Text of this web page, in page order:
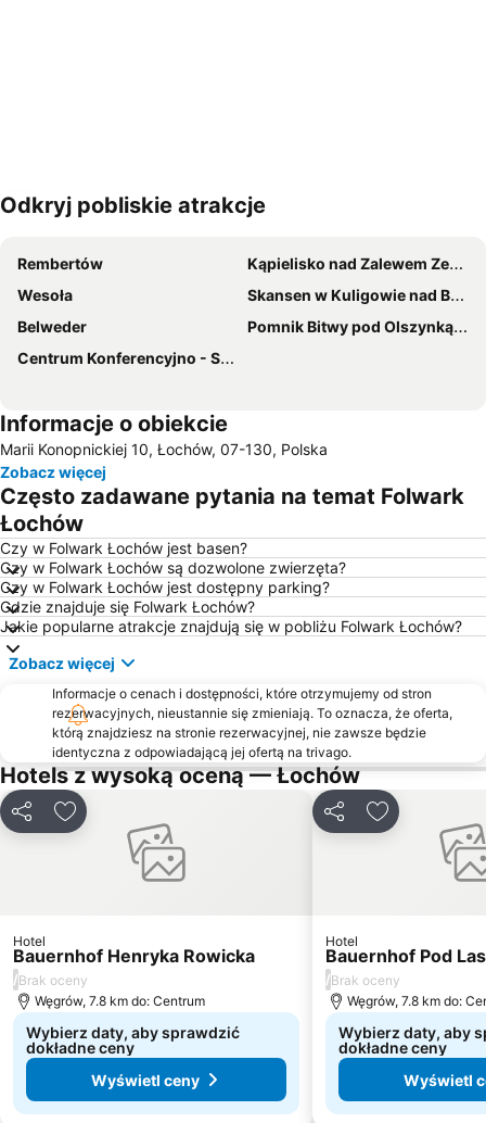
Powiększ mapę
Odkryj pobliskie atrakcje
Rembertów
Kąpielisko nad Zalewem Zegrzyńskim
Wesoła
Skansen w Kuligowie nad Bugiem
Belweder
Pomnik Bitwy pod Olszynką Grochowską
Centrum Konferencyjno - Szkoleniowe
Informacje o obiekcie
Marii Konopnickiej 10, Łochów, 07-130, Polska
Zobacz więcej
Często zadawane pytania na temat Folwark
Łochów
Czy w Folwark Łochów jest basen?
Czy w Folwark Łochów są dozwolone zwierzęta?
Czy w Folwark Łochów jest dostępny parking?
Gdzie znajduje się Folwark Łochów?
Jakie popularne atrakcje znajdują się w pobliżu Folwark Łochów?
Zobacz więcej
Informacje o cenach i dostępności, które otrzymujemy od stron
rezerwacyjnych, nieustannie się zmieniają. To oznacza, że oferta,
którą znajdziesz na stronie rezerwacyjnej, nie zawsze będzie
identyczna z odpowiadającą jej ofertą na trivago.
Hotels z wysoką oceną — Łochów
UdostępnijDodaj do ulubionych
Hotel
Bauernhof Henryka Rowicka
/Brak oceny
Węgrów, 7.8 km do: Centrum
Wybierz daty, aby sprawdzić
dokładne ceny
Wyświetl ceny
UdostępnijDodaj do
Hotel
Bauernhof Pod
/Brak oceny
Węgrów, 7.8 km do:
Wybierz daty, aby
dokładne ceny
Wyświetl